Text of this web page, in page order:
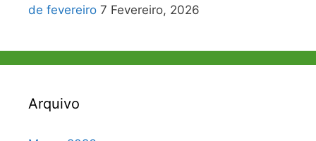
de fevereiro 7 Fevereiro, 2026
Arquivo